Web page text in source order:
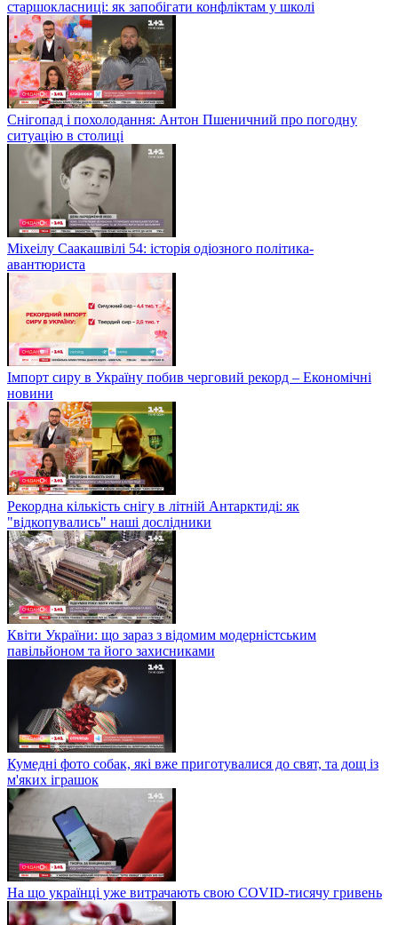
старшокласниці: як запобігати конфліктам у школі
Снігопад і похолодання: Антон Пшеничний про погодну
ситуацію в столиці
Міхеілу Саакашвілі 54: історія одіозного політика-
авантюриста
Імпорт сиру в Україну побив черговий рекорд – Економічні
новини
Рекордна кількість снігу в літній Антарктиді: як
"відкопувались" наші дослідники
Квіти України: що зараз з відомим модерністським
павільйоном та його захисниками
Кумедні фото собак, які вже приготувалися до свят, та дощ із
м'яких іграшок
На що українці уже витрачають свою COVID-тисячу гривень